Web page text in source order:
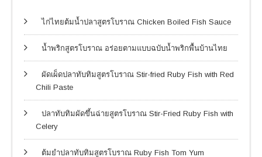
ไก่ไทยต้มน้ำปลาสูตรโบราณ Chicken Boiled Fish Sauce
น้ำพริกสูตรโบราณ อร่อยตามแบบฉบับน้ำพริกพื้นบ้านไทย
ผัดเผ็ดปลาทับทิมสูตรโบราณ Stir-fried Ruby Fish with Red
Chili Paste
ปลาทับทิมผัดขึ้นฉ่ายสูตรโบราณ Stir-Fried Ruby Fish with
Celery
ต้มยำปลาทับทิมสูตรโบราณ Ruby Fish Tom Yum